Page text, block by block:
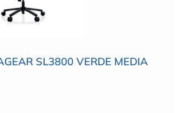
SL3800 VERDE MEDIA